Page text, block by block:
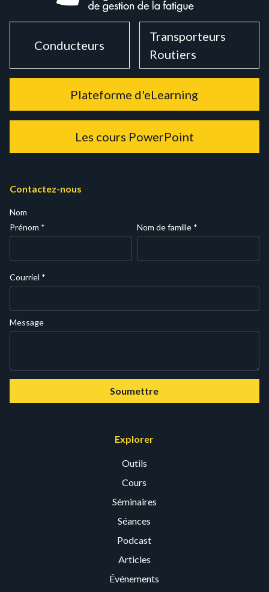
Conducteurs
Transporteurs
Routiers
Plateforme d'eLearning
Les cours PowerPoint
Contactez-nous
Nom
Prénom * Nom de famille *
Courriel *
Message
Soumettre
Explorer
Outils
Cours
Séminaires
Séances
Podcast
Articles
Événements